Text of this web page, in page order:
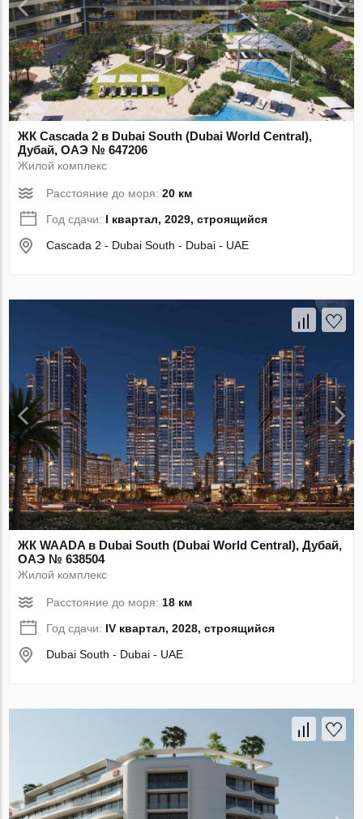
ЖК Cascada 2 в Dubai South (Dubai World Central),
Дубай, ОАЭ № 647206
Жилой комплекс
Расстояние до моря:20 км
Год сдачи: I квартал, 2029, строящийся
Cascada 2 - Dubai South - Dubai - UAE
ЖК WAADA в Dubai South (Dubai World Central), Дубай,
ОАЭ № 638504
Жилой комплекс
Расстояние до моря: 18 км
Год сдачи: IV квартал, 2028, строящийся
Dubai South - Dubai - UAE